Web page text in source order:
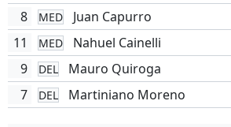
8
MED Juan Capurro
11 MED Nahuel Cainelli
9 DEL Mauro Quiroga
7 DEL Martiniano Moreno